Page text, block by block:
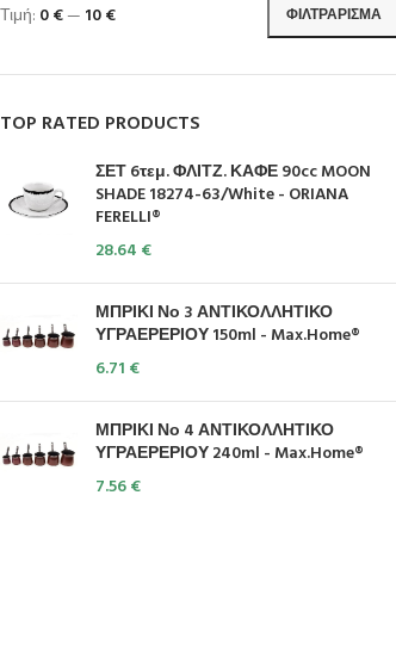
ΦΙΛΤΡΆΡΙΣΜΑ
Τιμή: 0 €— 10 €
TOP RATED PRODUCTS
ΣΕΤ 6τεμ. ΦΛΙΤΖ. ΚΑΦΕ 90cc MOON
SHADE 18274-63/White - ORIANA
FERELLI®
28.64 €
ΜΠΡΙΚΙ Νο 3 ΑΝΤΙΚΟΛΛΗΤΙΚΟ
ΥΓΡΑΕΡΕΡΙΟΥ 150ml - Max.Home®
6.71 €
ΜΠΡΙΚΙ Νο 4 ΑΝΤΙΚΟΛΛΗΤΙΚΟ
ΥΓΡΑΕΡΕΡΙΟΥ 240ml - Max.Home®
7.56€